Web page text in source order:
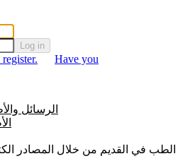
Log in
Have you
الرسائل
الطب في القديم من خلال المصادر